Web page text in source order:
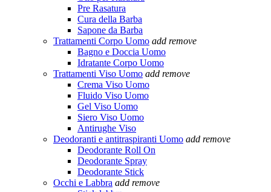
Pre Rasatura
Cura della Barba
Sapone da Barba
Trattamenti Corpo Uomo add remove
Bagno e Doccia Uomo
Idratante Corpo Uomo
Trattamenti Viso Uomo add remove
Crema Viso Uomo
Fluido Viso Uomo
Gel Viso Uomo
Siero Viso Uomo
Antirughe Viso
Deodoranti e antitraspiranti Uomo add remove
Deodorante Roll On
Deodorante Spray
Deodorante Stick
Occhi e Labbra add remove